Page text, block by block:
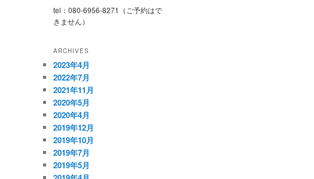
tel：080-6956-8271（ご予約はで
きません）
ARCHIVES
2023年4月
2022年7月
2021年11月
2020年5月
2020年4月
2019年12月
2019年10月
2019年7月
2019年5月